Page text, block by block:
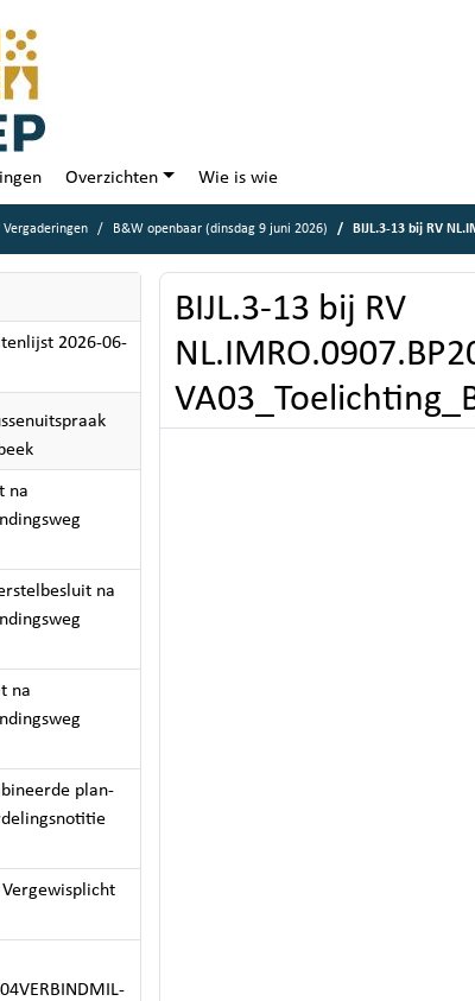
Overzichten Wie is wie
Vergaderingen B&W openbaar (dinsdag 9 juni 2026) BIJL.3-13 bij RV
2026-06-
na
na
na
plan-
BIJL.3-13 bij RV